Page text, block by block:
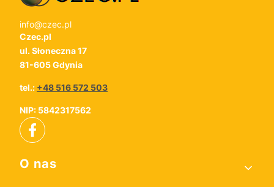
info@czec.pl
Czec.pl
ul. Słoneczna 17
81-605 Gdynia
tel.: +48 516 572 503
NIP: 5842317562
Linki w stopce
O nas